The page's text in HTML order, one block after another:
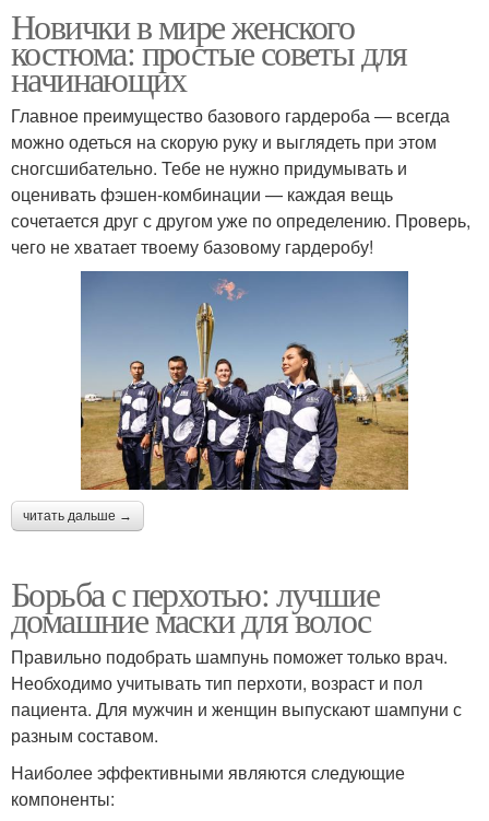
Новички в мире женского
костюма: простые советы для
начинающих
Главное преимущество базового гардероба — всегда
можно одеться на скорую руку и выглядеть при этом
сногсшибательно. Тебе не нужно придумывать и
оценивать фэшен-комбинации — каждая вещь
сочетается друг с другом уже по определению. Проверь,
чего не хватает твоему базовому гардеробу!
читать дальше →
Борьба с перхотью: лучшие
домашние маски для волос
Правильно подобрать шампунь поможет только врач.
Необходимо учитывать тип перхоти, возраст и пол
пациента. Для мужчин и женщин выпускают шампуни с
разным составом.
Наиболее эффективными являются следующие
компоненты: